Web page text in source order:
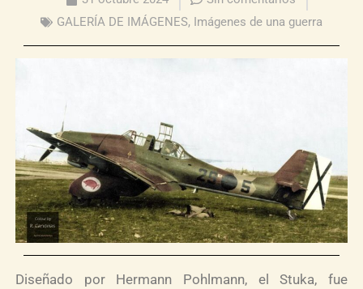
GALERÍA DE IMÁGENES, Imágenes de una guerra
Diseñado por Hermann Pohlmann, el Stuka, fue